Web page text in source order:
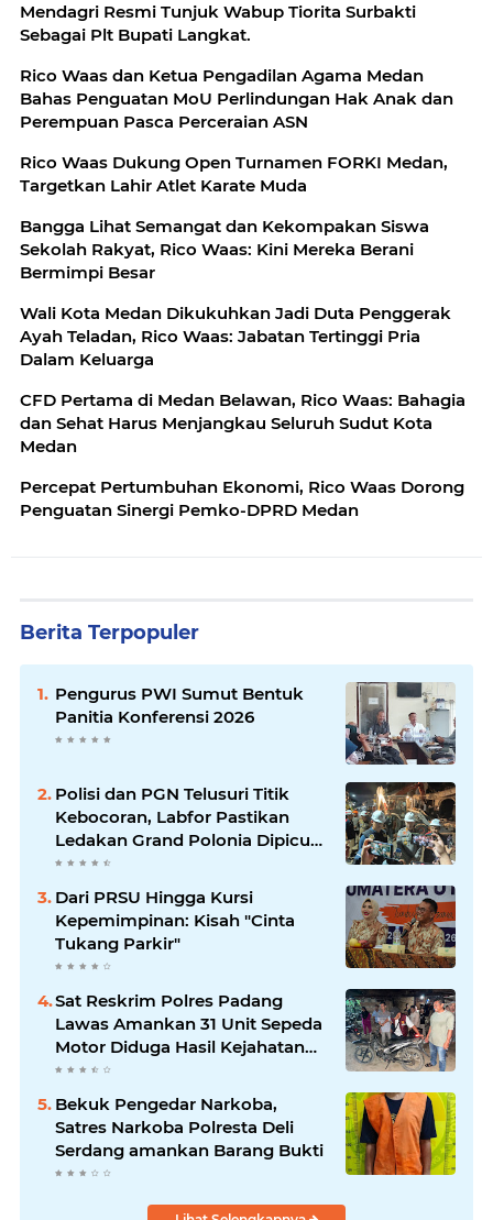
Mendagri Resmi Tunjuk Wabup Tiorita Surbakti
Sebagai Plt Bupati Langkat.
Rico Waas dan Ketua Pengadilan Agama Medan
Bahas Penguatan MoU Perlindungan Hak Anak dan
Perempuan Pasca Perceraian ASN
Rico Waas Dukung Open Turnamen FORKI Medan,
Targetkan Lahir Atlet Karate Muda
Bangga Lihat Semangat dan Kekompakan Siswa
Sekolah Rakyat, Rico Waas: Kini Mereka Berani
Bermimpi Besar
Wali Kota Medan Dikukuhkan Jadi Duta Penggerak
Ayah Teladan, Rico Waas: Jabatan Tertinggi Pria
Dalam Keluarga
CFD Pertama di Medan Belawan, Rico Waas: Bahagia
dan Sehat Harus Menjangkau Seluruh Sudut Kota
Medan
Percepat Pertumbuhan Ekonomi, Rico Waas Dorong
Penguatan Sinergi Pemko-DPRD Medan
Berita Terpopuler
Pengurus PWI Sumut Bentuk
Panitia Konferensi 2026
Polisi dan PGN Telusuri Titik
Kebocoran, Labfor Pastikan
Ledakan Grand Polonia Dipicu
Akumulasi Gas
Dari PRSU Hingga Kursi
Kepemimpinan: Kisah "Cinta
Tukang Parkir"
Sat Reskrim Polres Padang
Lawas Amankan 31 Unit Sepeda
Motor Diduga Hasil Kejahatan
dari Rumah Warga di Pasar
Latong
Bekuk Pengedar Narkoba,
Satres Narkoba Polresta Deli
Serdang amankan Barang Bukti